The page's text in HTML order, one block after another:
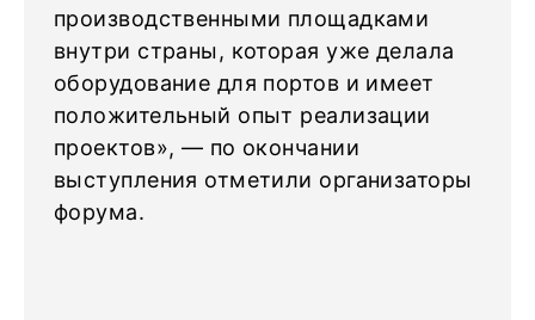
производственными площадками
внутри страны, которая уже делала
оборудование для портов и имеет
положительный опыт реализации
проектов», — по окончании
выступления отметили организаторы
форума.